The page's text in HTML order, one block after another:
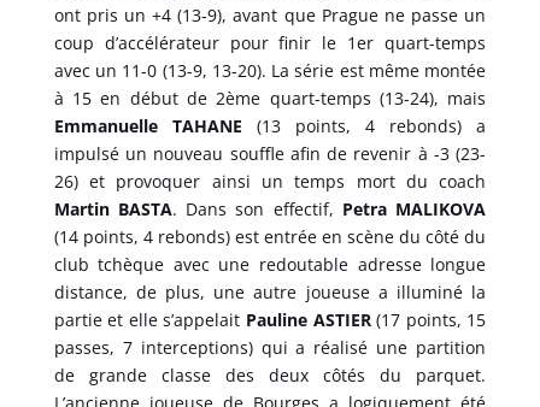
ont pris un +4 (13-9), avant que Prague ne passe un
coup d’accélérateur pour finir le 1er quart-temps
avec un 11-0 (13-9, 13-20). La série est même montée
à 15 en début de 2ème quart-temps (13-24), mais
Emmanuelle TAHANE (13 points, 4 rebonds) a
impulsé un nouveau souffle afin de revenir à -3 (23-
26) et provoquer ainsi un temps mort du coach
Martin BASTA. Dans son effectif, Petra MALIKOVA
(14 points, 4 rebonds) est entrée en scène du côté du
club tchèque avec une redoutable adresse longue
distance, de plus, une autre joueuse a illuminé la
partie et elle s’appelait Pauline ASTIER(17 points, 15
passes, 7 interceptions) qui a réalisé une partition
de grande classe des deux côtés du parquet.
L’ancienne joueuse de Bourges a logiquement été